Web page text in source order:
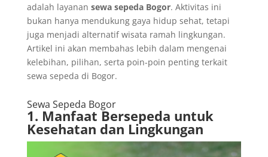
adalah layanan sewa sepeda Bogor. Aktivitas ini
bukan hanya mendukung gaya hidup sehat, tetapi
juga menjadi alternatif wisata ramah lingkungan.
Artikel ini akan membahas lebih dalam mengenai
kelebihan, pilihan, serta poin-poin penting terkait
sewa sepeda di Bogor.
Sewa Sepeda Bogor
1. Manfaat Bersepeda untuk
Kesehatan dan Lingkungan